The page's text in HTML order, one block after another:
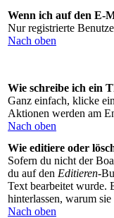
Wenn ich auf den E-
Nur registrierte
Nach oben
Wie schreibe ich ein
Ganz einfach, klicke
Aktionen werden am
Nach oben
Wie editiere oder
Sofern du nicht der
du auf den Editieren-
Text bearbeitet wurde.
hinterlassen, warum
Nach oben